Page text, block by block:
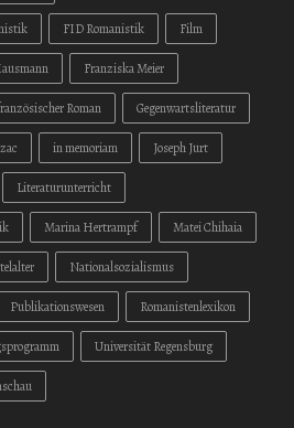
FID Romanistik Film
Franziska Meier
Roman Gegenwartsliteratur
in memoriam Joseph Jurt
Literaturunterricht
Marina Hertrampf Matei Chihaia
Nationalsozialismus
Publikationswesen Romanistenlexikon
Universität Regensburg